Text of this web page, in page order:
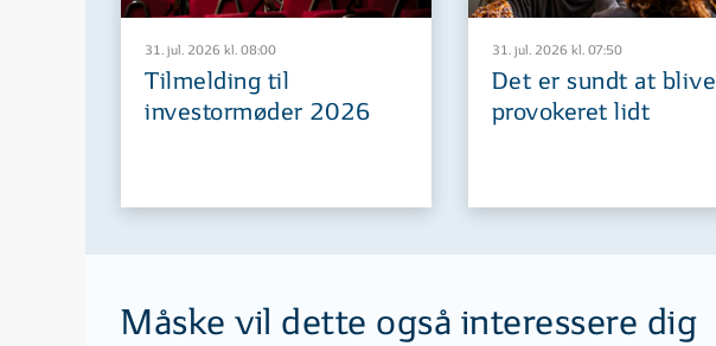
31. jul. 2026 kl. 08:00
Tilmelding til
investormøder 2026
31. jul. 2026 kl. 07:50
Det er sundt at blive
provokeret lidt
Måske vil dette også interessere dig